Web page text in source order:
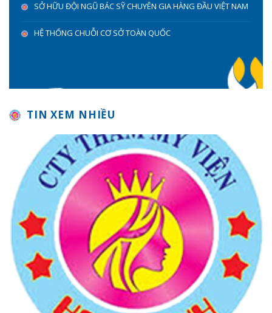
SỞ HỮU ĐỘI NGŨ BÁC SỸ CHUYÊN GIA HÀNG ĐẦU VIỆT NAM
HỆ THỐNG CHUỖI CƠ SỞ TOÀN QUỐC
TIN XEM NHIỀU